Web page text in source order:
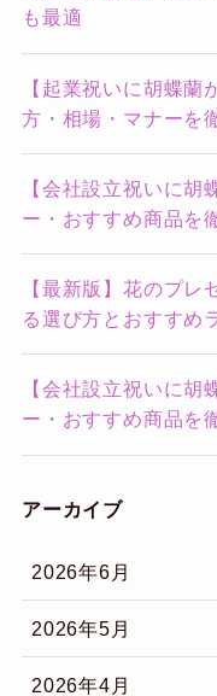
も最適
【起業祝いに胡蝶蘭
方・相場・マナーを
【会社設立祝いに
ー・おすすめ商品を
【最新版】花のプ
る選び方とおすすめ
【会社設立祝いに
ー・おすすめ商品を
アーカイブ
2026年6月
2026年5月
2026年4月